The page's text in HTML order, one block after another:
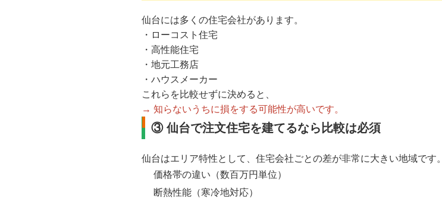
仙台には多くの住宅会社があります。
・ローコスト住宅
・高性能住宅
・地元工務店
・ハウスメーカー
これらを比較せずに決めると、
→ 知らないうちに損をする可能性が高いです。
③ 仙台で注文住宅を建てるなら比較は必須
仙台はエリア特性として、住宅会社ごとの差が非常に大きい地域です。
価格帯の違い（数百万円単位）
断熱性能（寒冷地対応）